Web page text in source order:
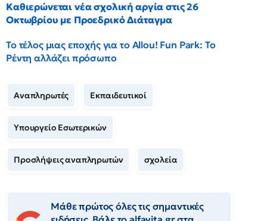
Καθιερώνεται νέα σχολική αργία στις 26
Οκτωβρίου με Προεδρικό Διάταγμα
Το τέλος μιας εποχής για το Allou! Fun Park: Το
Ρέντη αλλάζει πρόσωπο
Αναπληρωτές Εκπαιδευτικοί
Υπουργείο Εσωτερικών
Προσλήψεις αναπληρωτών σχολεία
Μάθε πρώτος όλες τις σημαντικές